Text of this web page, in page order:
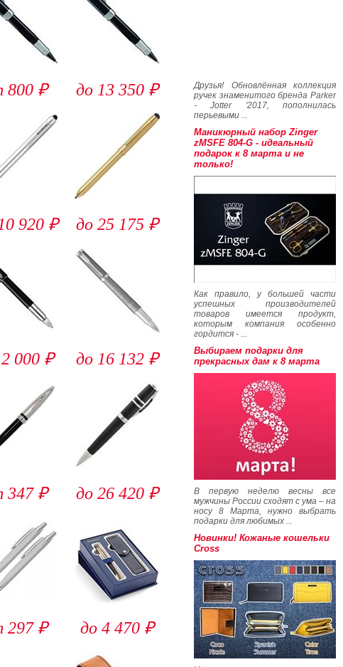
800 ₽ до 13 350 ₽
920 ₽ до 25 175 ₽
000 ₽ до 16 132 ₽
347 ₽ до 26 420 ₽
297 ₽ до 4 470 ₽
Друзья! Обновлённая коллекция
ручек знаменитого бренда Parker
- Jotter '2017, пополнилась
перьевыми ...
Маникюрный набор Zinger
zMSFE 804-G - идеальный
подарок к 8 марта и не
только!
Как правило, у большей части
успешных производителей
товаров имеется продукт,
которым компания особенно
гордится - ...
Выбираем подарки для
прекрасных дам к 8 марта
В первую неделю весны все
мужчины России сходят с ума – на
носу 8 Марта, нужно выбрать
подарки для любимых ...
Новинки! Кожаные кошельки
Cross